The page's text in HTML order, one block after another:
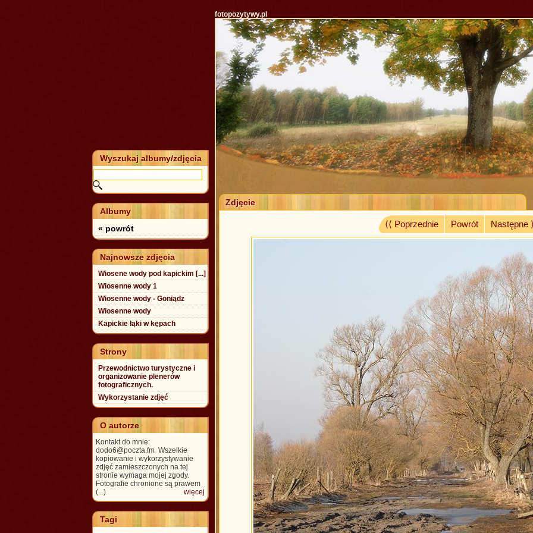
fotopozytywy.pl
Zdjęcie
⟨⟨ Poprzednie Powrót Następne
Wyszukaj albumy/zdjęcia
Albumy
« powrót
Najnowsze zdjęcia
Wiosene wody pod kapickim [...]
Wiosenne wody 1
Wiosenne wody - Goniądz
Wiosenne wody
Kapickie łąki w kępach
Strony
Przewodnictwo turystyczne i
organizowanie plenerów
fotograficznych.
Wykorzystanie zdjęć
O autorze
Kontakt do mnie:
dodo6@poczta.fm Wszelkie
kopiowanie i wykorzystywanie
zdjęć zamieszczonych na tej
stronie wymaga mojej zgody.
Fotografie chronione są prawem
(...)
więcej
Tagi